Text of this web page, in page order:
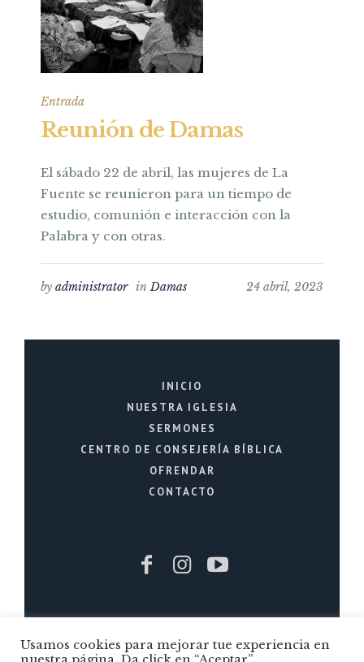
Entrada
Reunión de Damas
El sábado 22 de abril, las mujeres de La
Fuente se reunieron para un tiempo de
estudio, comunión e interacción con la
Palabra y con otras.
24 abril, 2023
by administrator inDamas
INICIO
NUESTRA IGLESIA
SERMONES
CENTRO DE CONSEJERÍA BÍBLICA
OFRENDAR
CONTACTO
los Derechos Reservados / Quito - Ecuador
Usamos cookies para mejorar tue experiencia en